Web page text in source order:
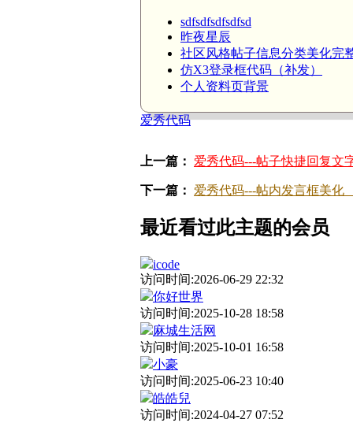
sdfsdfsdfsdfsd
昨夜星辰
社区风格帖子信息分类美化完
仿X3登录框代码（补发）
个人资料页背景
爱秀代码
上一篇： 爱秀代码---帖子快捷回复文
下一篇： 爱秀代码---帖内发言框美化
最近看过此主题的会员
icode
访问时间:2026-06-29 22:32
你好世界
访问时间:2025-10-28 18:58
麻城生活网
访问时间:2025-10-01 16:58
小豪
访问时间:2025-06-23 10:40
皓皓兒
访问时间:2024-04-27 07:52